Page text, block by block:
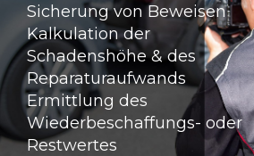
Sicherung von Beweisen
Kalkulation der
Schadenshöhe & des
Reparaturaufwands
Ermittlung des
Wiederbeschaffungs- oder
Restwertes